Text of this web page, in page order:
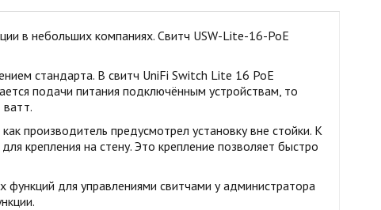
в небольших компаниях. Свитч USW-Lite-16-PoE
стандарта. В свитч UniFi Switch Lite 16 PoE
подачи питания подключённым устройствам, то
производитель предусмотрел установку вне стойки. К
крепления на стену. Это крепление позволяет быстро
для управлениями свитчами у администратора